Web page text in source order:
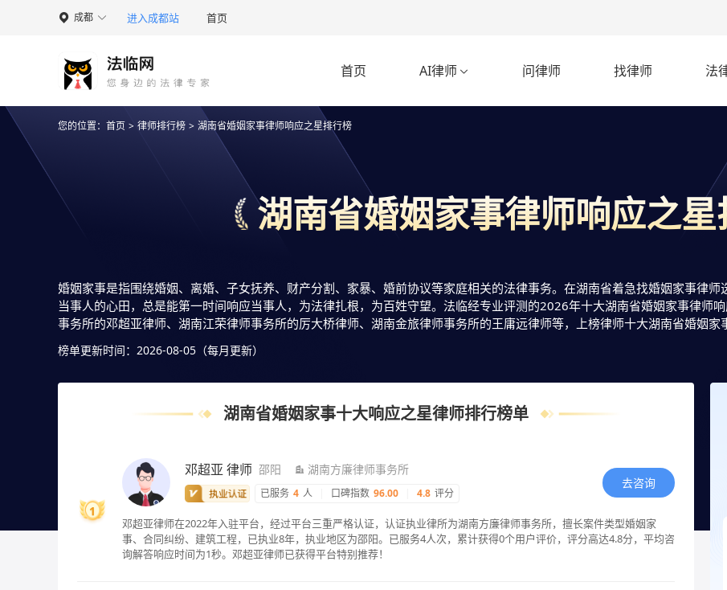
 成都 进入成都站 首页
首页 AI律师  问律师 找律师 法
您的位置： 首页 > 律师排行榜 > 湖南省婚姻家事律师响应之星排行榜
湖南省婚姻家事律师响应之
婚姻家事是指围绕婚姻、离婚、子女抚养、财产分割、家暴、婚前协议等家庭相关的法律事务。在湖南省着急找婚姻家事律
当事人的心田，总是能第一时间响应当事人，为法律扎根，为百姓守望。法临经专业评测的2026年十大湖南省婚姻家事律师
事务所的邓超亚律师、湖南江荣律师事务所的厉大桥律师、湖南金旅律师事务所的王庸远律师等，上榜律师十大湖南省婚姻
碑、用户认可度、评价情况等入选整理有实力活跃度高的执业律师，排名不分先后，仅供借鉴参考，想知道湖南省如何快速找
询，咨询更快捷方便！
榜单更新时间：2026-08-05（每月更新）
湖南省婚姻家事十大响应之星律师排行榜单
1
邓超亚 律师 邵阳 湖南方廉律师事务所
已服务 4 人 口碑指数 96.00 4.8 评分
去咨询
邓超亚律师在2022年入驻平台，经过平台三重严格认证，认证执业律所为湖南方廉律师事务所，擅长案件类型婚姻家
事、合同纠纷、建筑工程，已执业8年，执业地区为邵阳。已服务4人次，累计获得0个用户评价，评分高达4.8分，平均咨
询解答响应时间为1秒。邓超亚律师已获得平台特别推荐！